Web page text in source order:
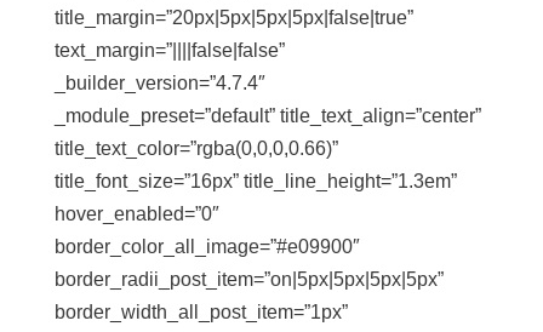
title_margin=”20px|5px|5px|5px|false|true”
text_margin=”||||false|false”
_builder_version=”4.7.4″
_module_preset=”default” title_text_align=”center”
title_text_color=”rgba(0,0,0,0.66)”
title_font_size=”16px” title_line_height=”1.3em”
hover_enabled=”0″
border_color_all_image=”#e09900″
border_radii_post_item=”on|5px|5px|5px|5px”
border_width_all_post_item=”1px”